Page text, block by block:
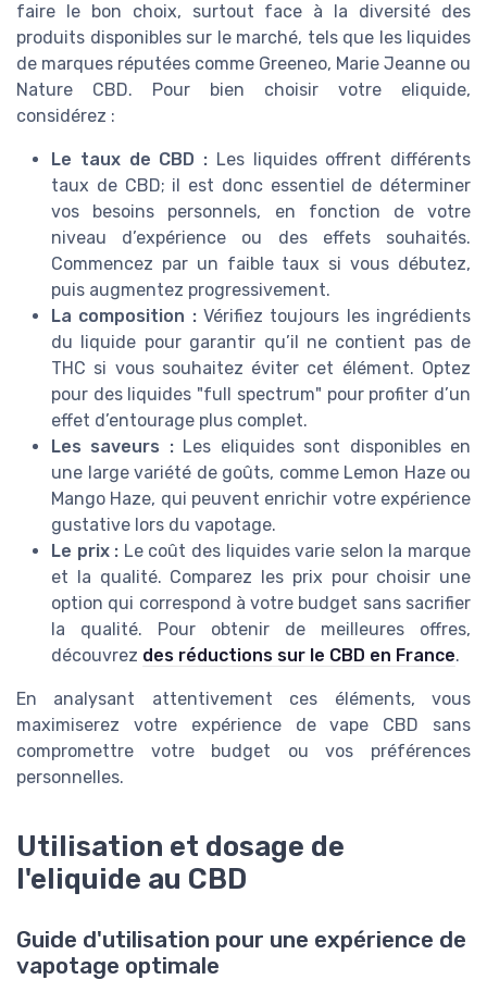
faire le bon choix, surtout face à la diversité des
produits disponibles sur le marché, tels que les liquides
de marques réputées comme Greeneo, Marie Jeanne ou
Nature CBD. Pour bien choisir votre eliquide,
considérez :
Le taux de CBD : Les liquides offrent différents
taux de CBD; il est donc essentiel de déterminer
vos besoins personnels, en fonction de votre
niveau d’expérience ou des effets souhaités.
Commencez par un faible taux si vous débutez,
puis augmentez progressivement.
La composition :Vérifiez toujours les ingrédients
du liquide pour garantir qu’il ne contient pas de
THC si vous souhaitez éviter cet élément. Optez
pour des liquides "full spectrum" pour profiter d’un
effet d’entourage plus complet.
Les saveurs :Les eliquides sont disponibles en
une large variété de goûts, comme Lemon Haze ou
Mango Haze, qui peuvent enrichir votre expérience
gustative lors du vapotage.
Le prix : Le coût des liquides varie selon la marque
et la qualité. Comparez les prix pour choisir une
option qui correspond à votre budget sans sacrifier
la qualité. Pour obtenir de meilleures offres,
découvrez des réductions sur le CBD en France.
En analysant attentivement ces éléments, vous
maximiserez votre expérience de vape CBD sans
compromettre votre budget ou vos préférences
personnelles.
Utilisation et dosage de
l'eliquide au CBD
Guide d'utilisation pour une expérience de
vapotage optimale